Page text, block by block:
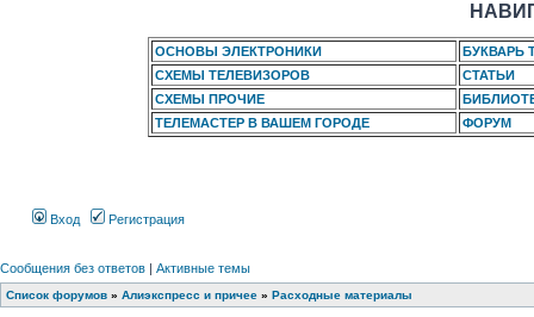
ОСНОВЫ ЭЛЕКТРОНИКИ
БУКВАРЬ
СХЕМЫ ТЕЛЕВИЗОРОВ
СТАТЬИ
СХЕМЫ ПРОЧИЕ
ТЕЛЕМАСТЕР В ВАШЕМ ГОРОДЕ
ФОРУМ
Вход Регистрация
Сообщения без ответов | Активные темы
Список форумов » Алиэкспресс и причее » Расходные материалы